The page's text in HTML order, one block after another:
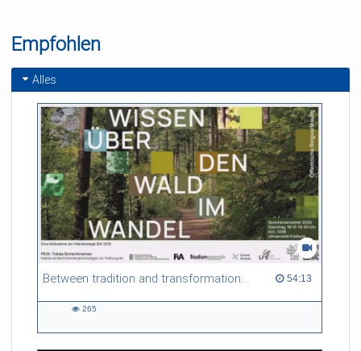
Empfohlen
Alles
Between tradition and transformation: how owners, advisers and institutions co-create knowledge for resilient forests in Europe 54:13
54:13 duration
265